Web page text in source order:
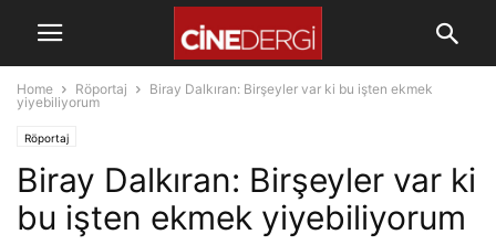
Home Röportaj
Biray Dalkıran: Birşeyler var ki bu işten ekmek
yiyebiliyorum
Röportaj
Biray Dalkıran: Birşeyler var ki
bu işten ekmek yiyebiliyorum